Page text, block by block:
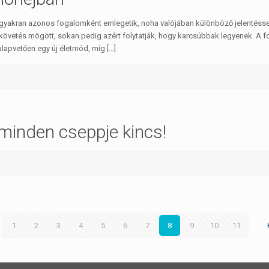
azonos fogalomként emlegetik, noha valójában különböző
mögött, sokan pedig azért folytatják, hogy karcsúbbak legyenek. A
egy új életmód, míg […]
cseppje kincs!
1 2 3 4 5 6 7 8 9 10 11